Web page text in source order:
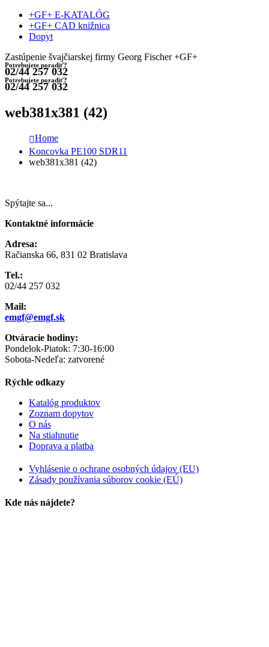
+GF+ E-KATALÓG
+GF+ CAD knižnica
Dopyt
Zastúpenie švajčiarskej firmy Georg Fischer +GF+
Potrebujete poradiť?
02/44 257 032
Potrebujete poradiť?
02/44 257 032
web381x381 (42)
Home
Koncovka PE100 SDR11
web381x381 (42)
Spýtajte sa...
Kontaktné informácie
Adresa:
Račianska 66, 831 02 Bratislava
Tel.:
02/44 257 032
Mail:
emgf@emgf.sk
Otváracie hodiny:
Pondelok-Piatok: 7:30-16:00
Sobota-Nedeľa: zatvorené
Rýchle odkazy
Katalóg produktov
Zoznam dopytov
O nás
Na stiahnutie
Doprava a platba
Vyhlásenie o ochrane osobných údajov (EU)
Zásady používania súborov cookie (EÚ)
Kde nás nájdete?